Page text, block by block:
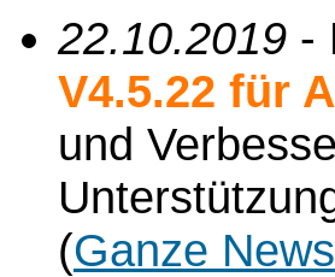
22.10.2019 -
V4.5.22 für
und
(Ganze